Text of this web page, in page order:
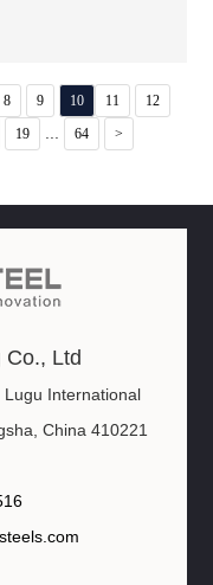
8 9 10 11
12
19 64 >
Co., Ltd
Lugu International
China 410221